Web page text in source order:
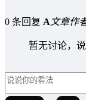
0 条回复 A文章作
暂无讨论，